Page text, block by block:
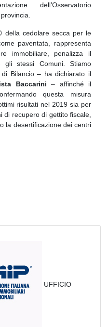
dell’Osservatorio
della cedolare secca per le
paventata, rappresenta
immobiliare, penalizza il
gli stessi Comuni. Stiamo
Bilancio – ha dichiarato il
Baccarini – affinché il
questa misura
risultati nel 2019 sia per
di recupero di gettito fiscale,
la desertificazione dei centri
UFFICIO